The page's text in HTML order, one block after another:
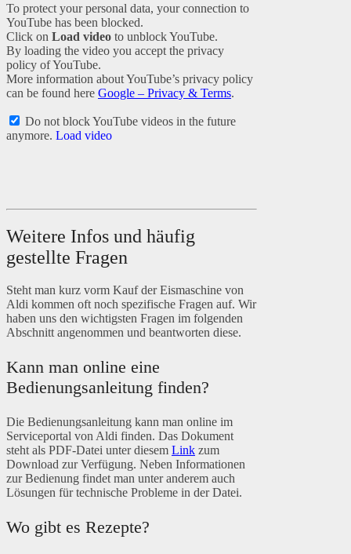
To protect your personal data, your connection to
YouTube has been blocked.
Click on Load video to unblock YouTube.
By loading the video you accept the privacy
policy of YouTube.
More information about YouTube’s privacy policy
can be found here Google – Privacy & Terms.
Do not block YouTube videos in the future
anymore. Load video
Weitere Infos und häufig
gestellte Fragen
Steht man kurz vorm Kauf der Eismaschine von
Aldi kommen oft noch spezifische Fragen auf. Wir
haben uns den wichtigsten Fragen im folgenden
Abschnitt angenommen und beantworten diese.
Kann man online eine
Bedienungsanleitung finden?
Die Bedienungsanleitung kann man online im
Serviceportal von Aldi finden. Das Dokument
steht als PDF-Datei unter diesem Link zum
Download zur Verfügung. Neben Informationen
zur Bedienung findet man unter anderem auch
Lösungen für technische Probleme in der Datei.
Wo gibt es Rezepte?